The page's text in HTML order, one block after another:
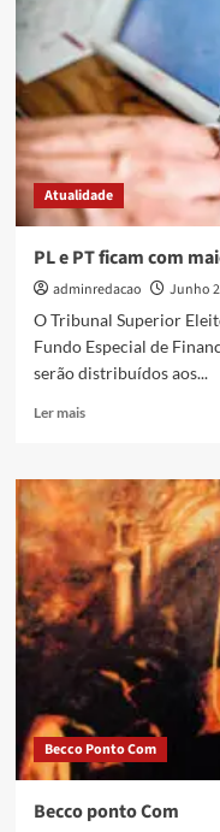
Atualidade
PL e PT ficam com
adminredacao Junho
O Tribunal Superior
Fundo Especial de
serão distribuídos aos...
Ler mais
Becco Ponto Com
Becco ponto Com